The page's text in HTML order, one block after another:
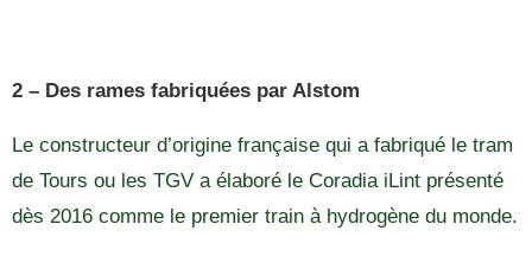
2 – Des rames fabriquées par Alstom
Le constructeur d’origine française qui a fabriqué le tram
de Tours ou les TGV a élaboré le Coradia iLint présenté
dès 2016 comme le premier train à hydrogène du monde.